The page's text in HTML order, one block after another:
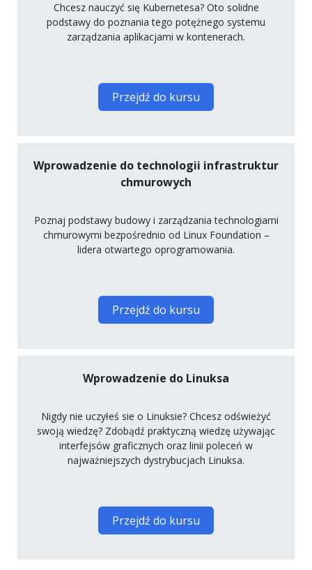
Chcesz nauczyć się Kubernetesa? Oto solidne
podstawy do poznania tego potężnego systemu
zarządzania aplikacjami w kontenerach.
Przejdź do kursu
Wprowadzenie do technologii infrastruktur
chmurowych
Poznaj podstawy budowy i zarządzania technologiami
chmurowymi bezpośrednio od Linux Foundation –
lidera otwartego oprogramowania.
Przejdź do kursu
Wprowadzenie do Linuksa
Nigdy nie uczyłeś sie o Linuksie? Chcesz odświeżyć
swoją wiedzę? Zdobądź praktyczną wiedzę używając
interfejsów graficznych oraz linii poleceń w
najważniejszych dystrybucjach Linuksa.
Przejdź do kursu